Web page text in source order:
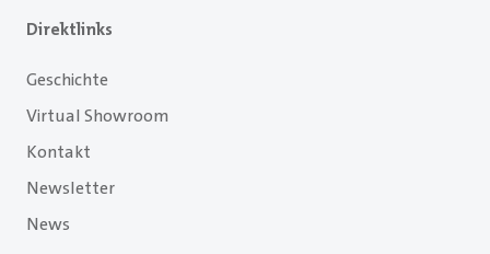
Direktlinks
Geschichte
Virtual Showroom
Kontakt
Newsletter
News